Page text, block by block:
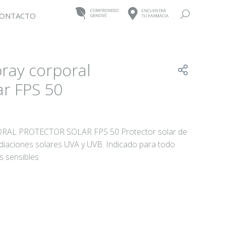
Buscar:
corporal
FPS 50
PROTECTOR SOLAR FPS 50 Protector solar de
solares UVA y UVB. Indicado para todo
sensibles